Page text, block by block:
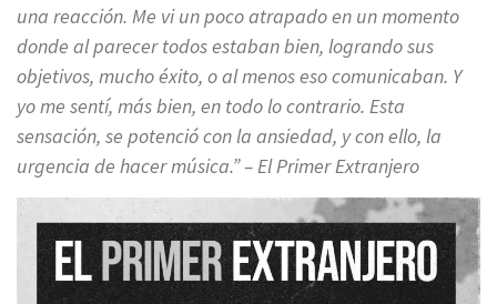
una reacción. Me vi un poco atrapado en un momento
donde al parecer todos estaban bien, logrando sus
objetivos, mucho éxito, o al menos eso comunicaban. Y
yo me sentí, más bien, en todo lo contrario. Esta
sensación, se potenció con la ansiedad, y con ello, la
urgencia de hacer música.” – El Primer Extranjero